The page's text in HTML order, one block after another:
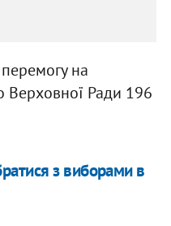
на
Верховної Ради 196
з виборами в